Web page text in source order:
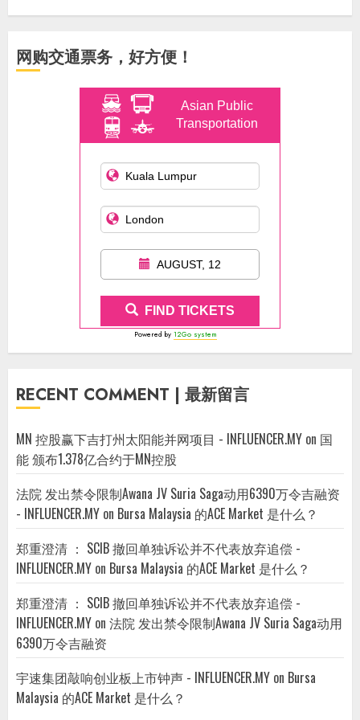
网购交通票务，好方便！
Asian Public
Transportation
AUGUST, 12
FIND TICKETS
Powered by 12Go system
RECENT COMMENT | 最新留言
MN 控股赢下吉打州太阳能并网项目 - INFLUENCER.MY on 国
能 颁布1.378亿合约于MN控股
法院 发出禁令限制Awana JV Suria Saga动用6390万令吉融资
- INFLUENCER.MY on Bursa Malaysia 的ACE Market 是什么？
郑重澄清 ： SCIB 撤回单独诉讼并不代表放弃追偿 -
INFLUENCER.MY on Bursa Malaysia 的ACE Market 是什么？
郑重澄清 ： SCIB 撤回单独诉讼并不代表放弃追偿 -
INFLUENCER.MY on 法院 发出禁令限制Awana JV Suria Saga动用
6390万令吉融资
宇速集团敲响创业板上市钟声 - INFLUENCER.MY on Bursa
Malaysia 的ACE Market 是什么？